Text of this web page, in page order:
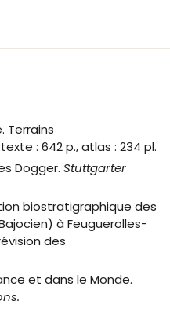
Terrains
: 642 p., atlas : 234 pl.
Dogger. Stuttgarter
biostratigraphique des
à Feuguerolles-
des
et dans le Monde.